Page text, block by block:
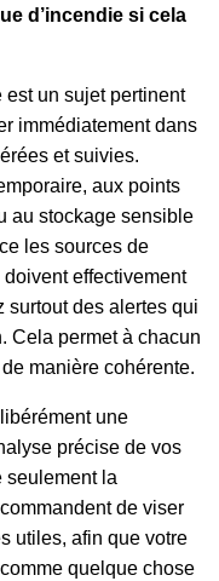
d’incendie si cela
est un sujet pertinent
immédiatement dans
et suivies.
aux points
au stockage sensible
les sources de
effectivement
surtout des alertes qui
Cela permet à chacun
manière cohérente.
une
précise de vos
seulement la
de viser
utiles, afin que votre
quelque chose